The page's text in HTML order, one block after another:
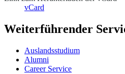
vCard
Weiterführender
Auslandsstudium
Alumni
Career Service